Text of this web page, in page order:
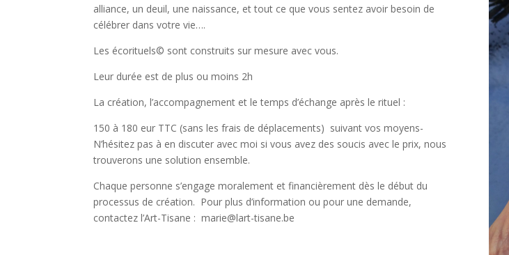
alliance, un deuil, une naissance, et tout ce que vous sentez avoir besoin de
célébrer dans votre vie….
Les écorituels© sont construits sur mesure avec vous.
Leur durée est de plus ou moins 2h
La création, l’accompagnement et le temps d’échange après le rituel :
150 à 180 eur TTC (sans les frais de déplacements) suivant vos moyens-
N’hésitez pas à en discuter avec moi si vous avez des soucis avec le prix, nous
trouverons une solution ensemble.
Chaque personne s’engage moralement et financièrement dès le début du
processus de création. Pour plus d’information ou pour une demande,
contactez l’Art-Tisane : marie@lart-tisane.be